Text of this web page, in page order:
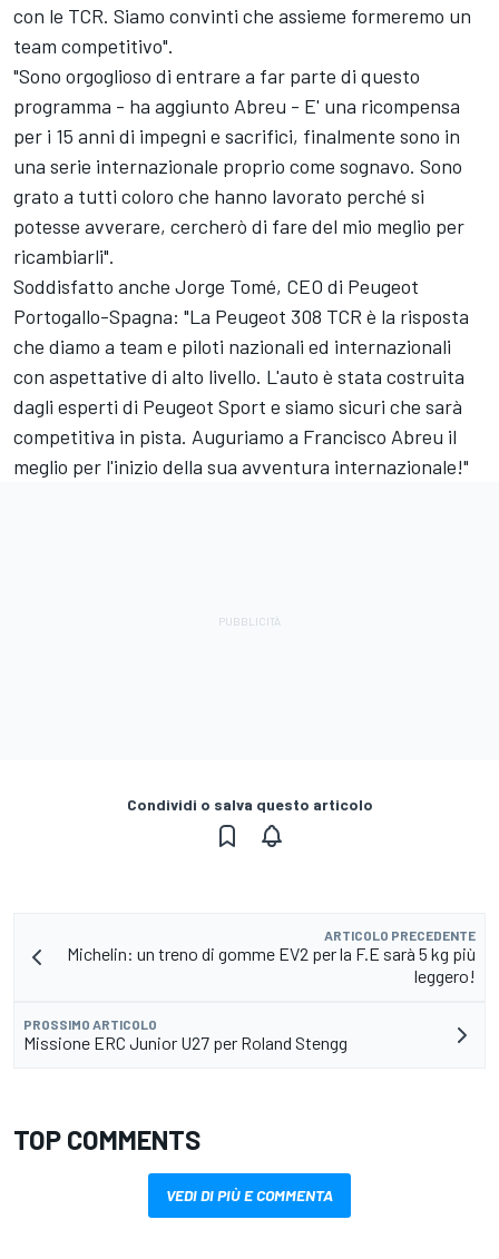
con le TCR. Siamo convinti che assieme formeremo un
team competitivo".
"Sono orgoglioso di entrare a far parte di questo
programma - ha aggiunto Abreu - E' una ricompensa
per i 15 anni di impegni e sacrifici, finalmente sono in
una serie internazionale proprio come sognavo. Sono
grato a tutti coloro che hanno lavorato perché si
potesse avverare, cercherò di fare del mio meglio per
ricambiarli".
Soddisfatto anche Jorge Tomé, CEO di Peugeot
Portogallo-Spagna: "La Peugeot 308 TCR è la risposta
che diamo a team e piloti nazionali ed internazionali
con aspettative di alto livello. L'auto è stata costruita
dagli esperti di Peugeot Sport e siamo sicuri che sarà
competitiva in pista. Auguriamo a Francisco Abreu il
meglio per l'inizio della sua avventura internazionale!"
Condividi o salva questo articolo
ARTICOLO PRECEDENTE
Michelin: un treno di gomme EV2 per la F.E sarà 5 kg più
leggero!
PROSSIMO ARTICOLO
Missione ERC Junior U27 per Roland Stengg
TOP COMMENTS
VEDI DI PIÙ E COMMENTA